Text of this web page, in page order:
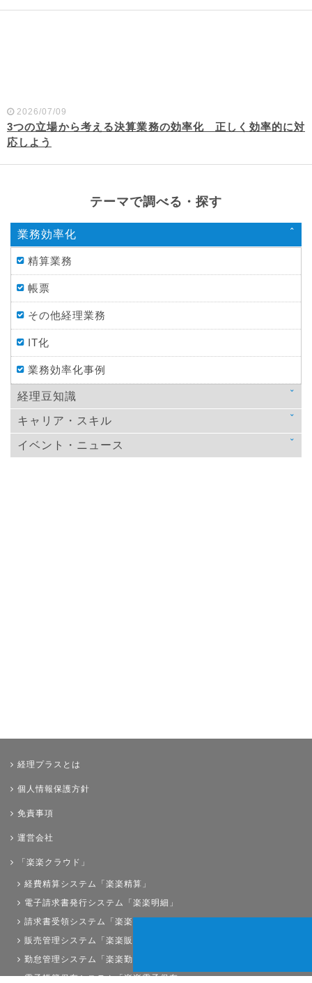
2026/07/09
3つの立場から考える決算業務の効率化 正しく効率的に対
応しよう
テーマで調べる・探す
業務効率化
精算業務
帳票
その他経理業務
IT化
業務効率化事例
経理豆知識
法律
税金
キャリア・スキル
スキルアップ
イベント・ニュース
経理プラスとは
個人情報保護方針
免責事項
運営会社
「楽楽クラウド」
経費精算システム「楽楽精算」
電子請求書発行システム「楽楽明細」
請求書受領システム「楽楽請求」
販売管理システム「楽楽販売」
勤怠管理システム「楽楽勤怠」
電子帳簿保存システム「楽楽電子保存」